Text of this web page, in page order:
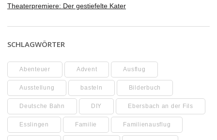
Theaterpremiere: Der gestiefelte Kater
SCHLAGWÖRTER
Abenteuer Advent Ausflug
Ausstellung basteln Bilderbuch
Deutsche Bahn DIY Ebersbach an der Fils
Esslingen Familie Familienausflug